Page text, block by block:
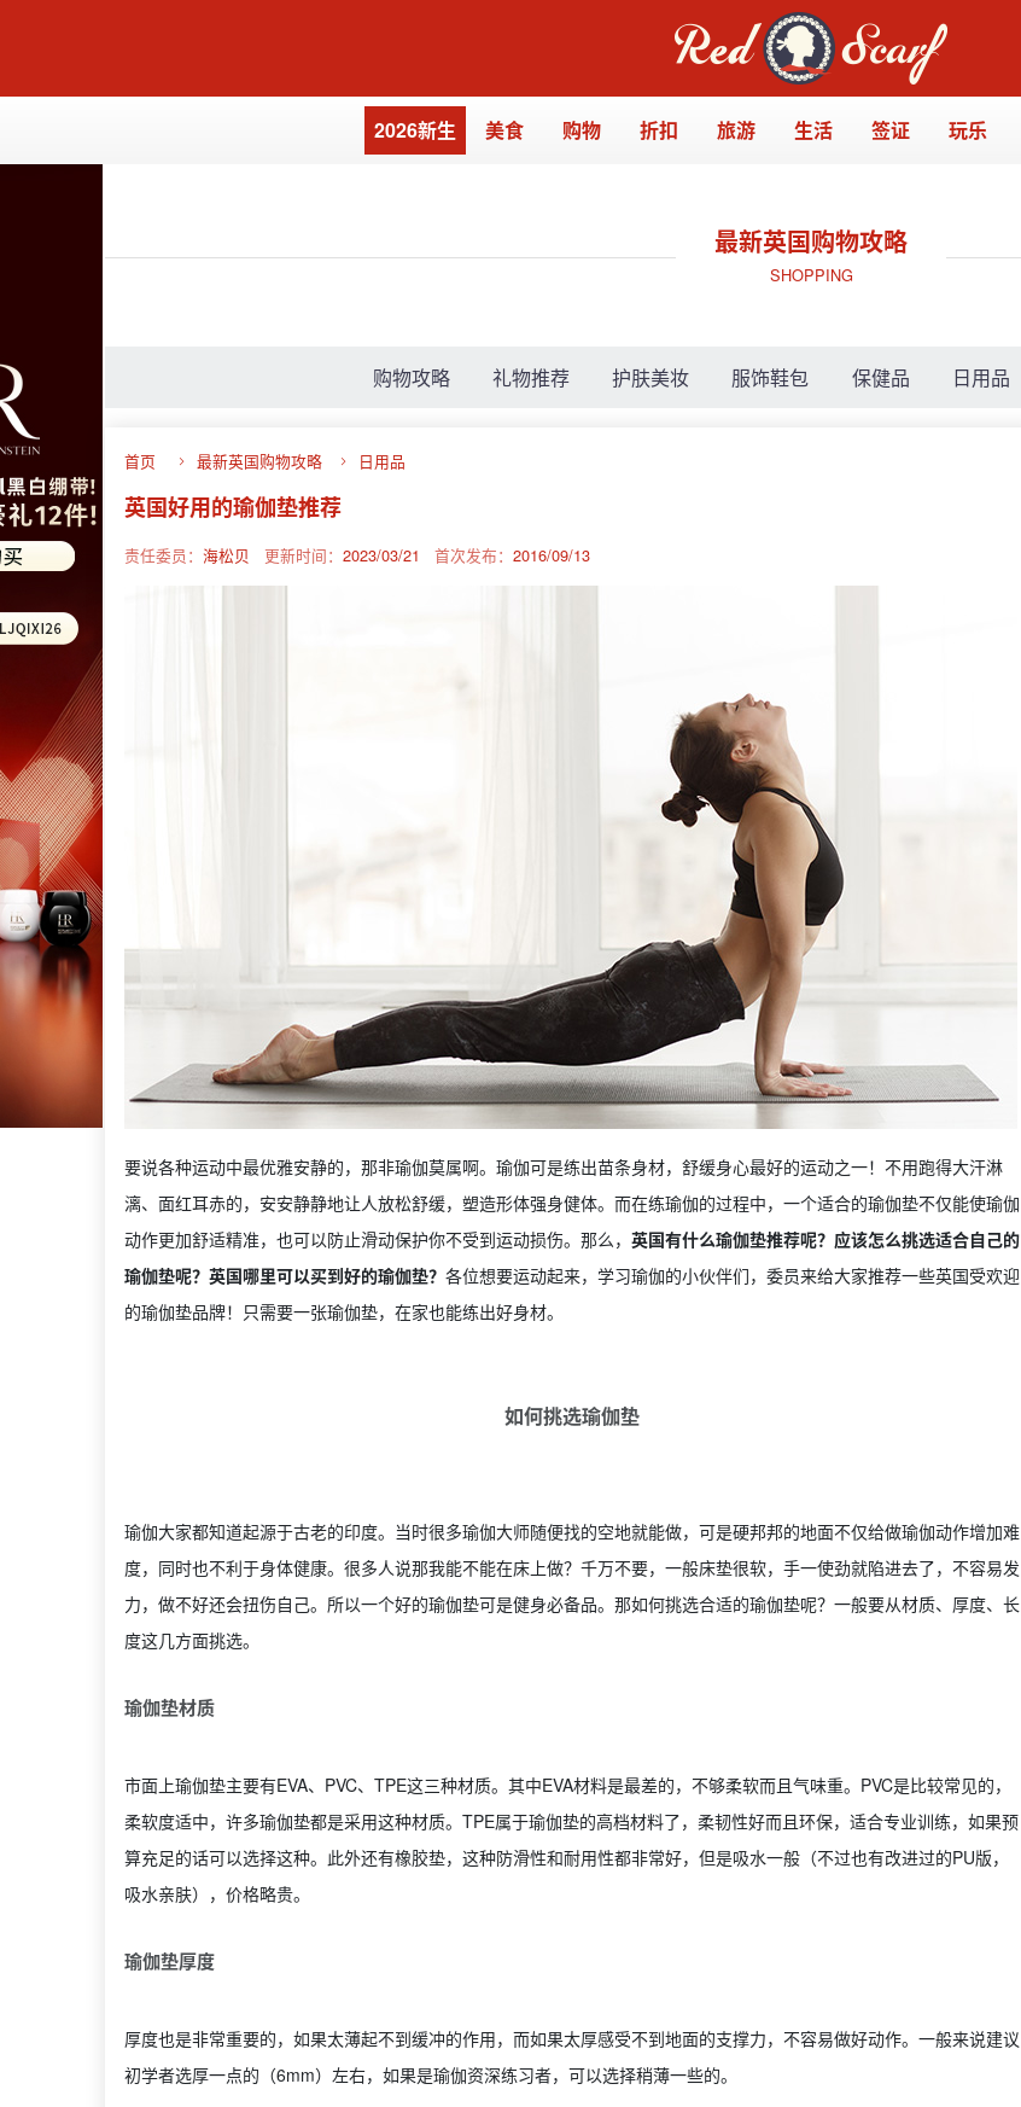
2026新生 美食 购物 折扣 旅游 生活 签证 玩乐
最新英国购物攻略
SHOPPING
购物攻略 礼物推荐 护肤美妆 服饰鞋包 保健品 日用品
首页 最新英国购物攻略 日用品
英国好用的瑜伽垫推荐
责任委员： 海松贝 更新时间： 2023/03/21 首次发布： 2016/09/13
要说各种运动中最优雅安静的，那非瑜伽莫属啊。瑜伽可是练出苗条身材，舒缓身心最好的运动之一！不用跑得大汗淋
漓、面红耳赤的，安安静静地让人放松舒缓，塑造形体强身健体。而在练瑜伽的过程中，一个适合的瑜伽垫不仅能使瑜伽
动作更加舒适精准，也可以防止滑动保护你不受到运动损伤。那么， 英国有什么瑜伽垫推荐呢？应该怎么挑选适合自己的
瑜伽垫呢？英国哪里可以买到好的瑜伽垫？ 各位想要运动起来，学习瑜伽的小伙伴们，委员来给大家推荐一些英国受欢迎
的瑜伽垫品牌！只需要一张瑜伽垫，在家也能练出好身材。
如何挑选瑜伽垫
瑜伽大家都知道起源于古老的印度。当时很多瑜伽大师随便找的空地就能做，可是硬邦邦的地面不仅给做瑜伽动作增加难
度，同时也不利于身体健康。很多人说那我能不能在床上做？千万不要，一般床垫很软，手一使劲就陷进去了，不容易发
力，做不好还会扭伤自己。所以一个好的瑜伽垫可是健身必备品。那如何挑选合适的瑜伽垫呢？一般要从材质、厚度、长
度这几方面挑选。
瑜伽垫材质
市面上瑜伽垫主要有EVA、PVC、TPE这三种材质。其中EVA材料是最差的，不够柔软而且气味重。PVC是比较常见的，
柔软度适中，许多瑜伽垫都是采用这种材质。TPE属于瑜伽垫的高档材料了，柔韧性好而且环保，适合专业训练，如果预
算充足的话可以选择这种。此外还有橡胶垫，这种防滑性和耐用性都非常好，但是吸水一般（不过也有改进过的PU版，
吸水亲肤），价格略贵。
瑜伽垫厚度
厚度也是非常重要的，如果太薄起不到缓冲的作用，而如果太厚感受不到地面的支撑力，不容易做好动作。一般来说建议
初学者选厚一点的（6mm）左右，如果是瑜伽资深练习者，可以选择稍薄一些的。